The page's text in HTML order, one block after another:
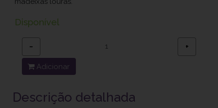
Disponível
− +
Adicionar
Descrição detalhada